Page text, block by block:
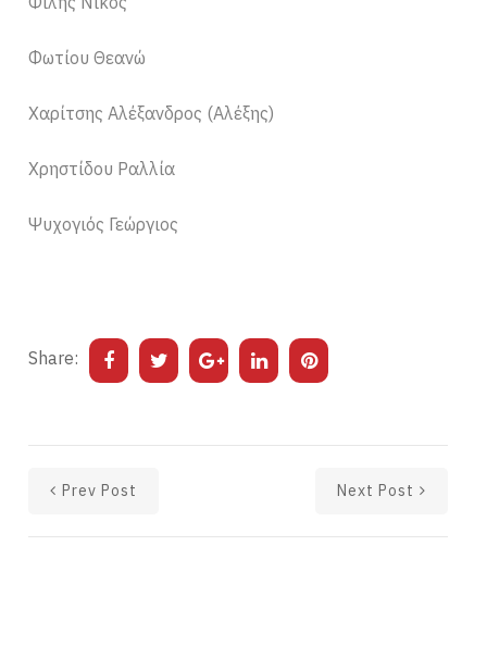
Φωτίου Θεανώ
Χαρίτσης Αλέξανδρος (Αλέξης)
Χρηστίδου Ραλλία
Ψυχογιός Γεώργιος
Share:
Prev Post Next Post